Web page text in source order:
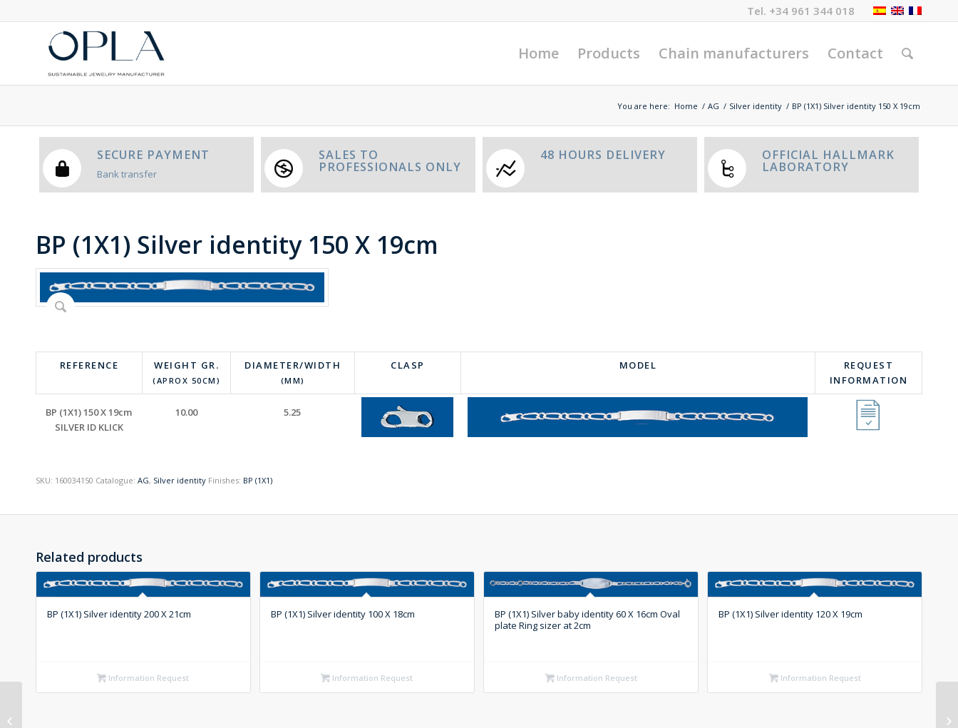
Tel. +34 961 344 018
Home Products Chain manufacturers Contact
You are here: Home / AG / Silver identity / BP (1X1) Silver identity 150 X 19cm
SECURE PAYMENT
Bank transfer
SALES TO
PROFESSIONALS ONLY
48 HOURS DELIVERY OFFICIAL HALLMARK
LABORATORY
BP (1X1) Silver identity 150 X 19cm
REFERENCE WEIGHT GR.
(APROX 50CM)
DIAMETER/WIDTH
(MM)
CLASP MODEL
REQUEST
INFORMATION
BP (1X1) 150 X 19cm
SILVER ID KLICK
10.00 5.25
SKU: 160034150 Catalogue: AG, Silver identity Finishes: BP (1X1)
Related products
BP (1X1) Silver identity 200 X 21cm
Information Request
BP (1X1) Silver identity 100 X 18cm
Information Request
BP (1X1) Silver baby identity 60 X 16cm Oval
plate Ring sizer at 2cm
Information Request
BP (1X1) Silver identity 120 X 19cm
Information Request